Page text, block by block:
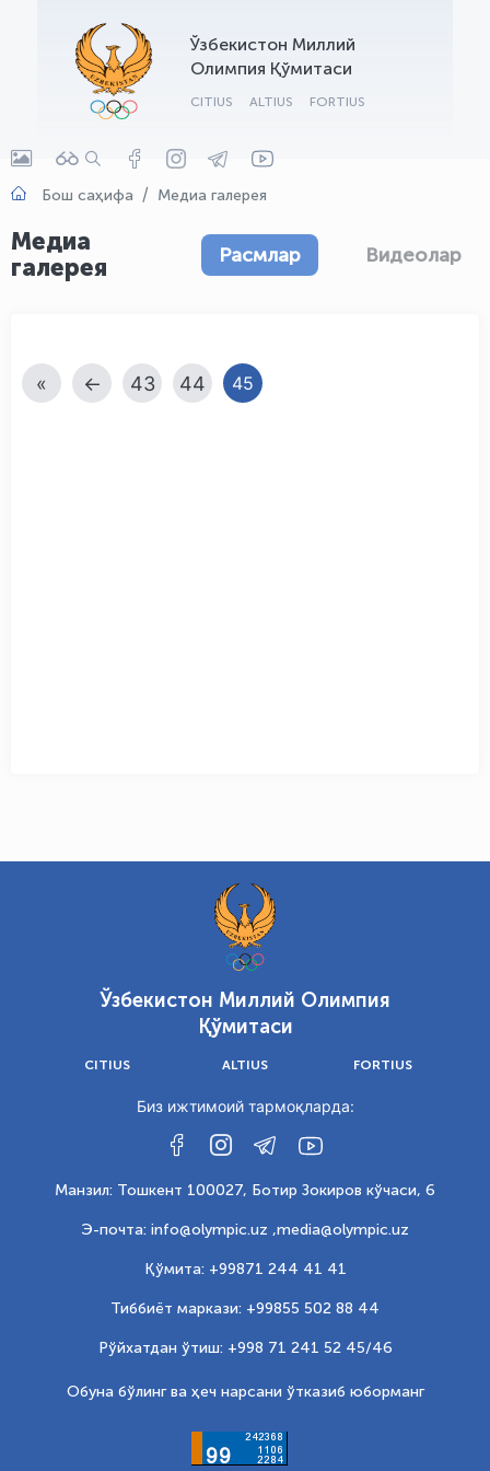
Ўзбекистон Миллий
Олимпия Қўмитаси
CITIUS ALTIUS FORTIUS
Бош саҳифа Медиа галерея
Медиа
галерея
Расмлар Видеолар
« ← 43 44 45
Ўзбекистон Миллий Олимпия
Қўмитаси
CITIUS ALTIUS FORTIUS
Биз ижтимоий тармоқларда:
Манзил: Тошкент 100027, Ботир Зокиров кўчаси, 6
Э-почта: info@olympic.uz ,media@olympic.uz
Қўмита: +99871 244 41 41
Тиббиёт маркази: +99855 502 88 44
Рўйхатдан ўтиш: +998 71 241 52 45/46
Обуна бўлинг ва ҳеч нарсани ўтказиб юборманг
OLYMPCHIK AI - yordamchi
Онлайн · olympic.uz